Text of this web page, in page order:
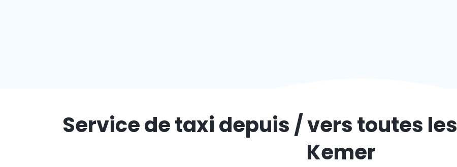
Service de taxi depuis / vers toutes les
Kemer